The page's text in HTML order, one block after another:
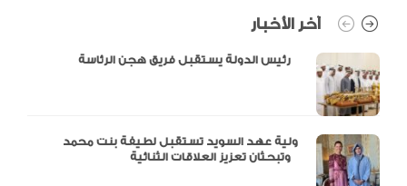
آخر الأخبار
ولية عهد السويد تستقبل لطيفة بنت محمد